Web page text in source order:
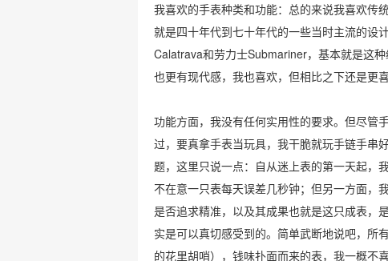
我喜欢的手表种类和功能：总的来说我喜欢传统
就是四十年代到七十年代的一些当时主流的设
Calatrava和劳力士Submariner，基本就是这
也更有现代感，我也喜欢，但相比之下还是更
功能方面，我没有任何实用性的要求。但尽管
过，要真拿手表当玩具，我干脆就玩手链手串
题，这里只说一点：自从迷上表的第一天起，
不在意一只表每天误差几秒钟；但另一方面，
是否追求精准，以及其成果也就是这只成表，
实是可以真切感受到的。简单武断地说吧，所
的花里胡哨），钱味扑面而来的表，我一概不